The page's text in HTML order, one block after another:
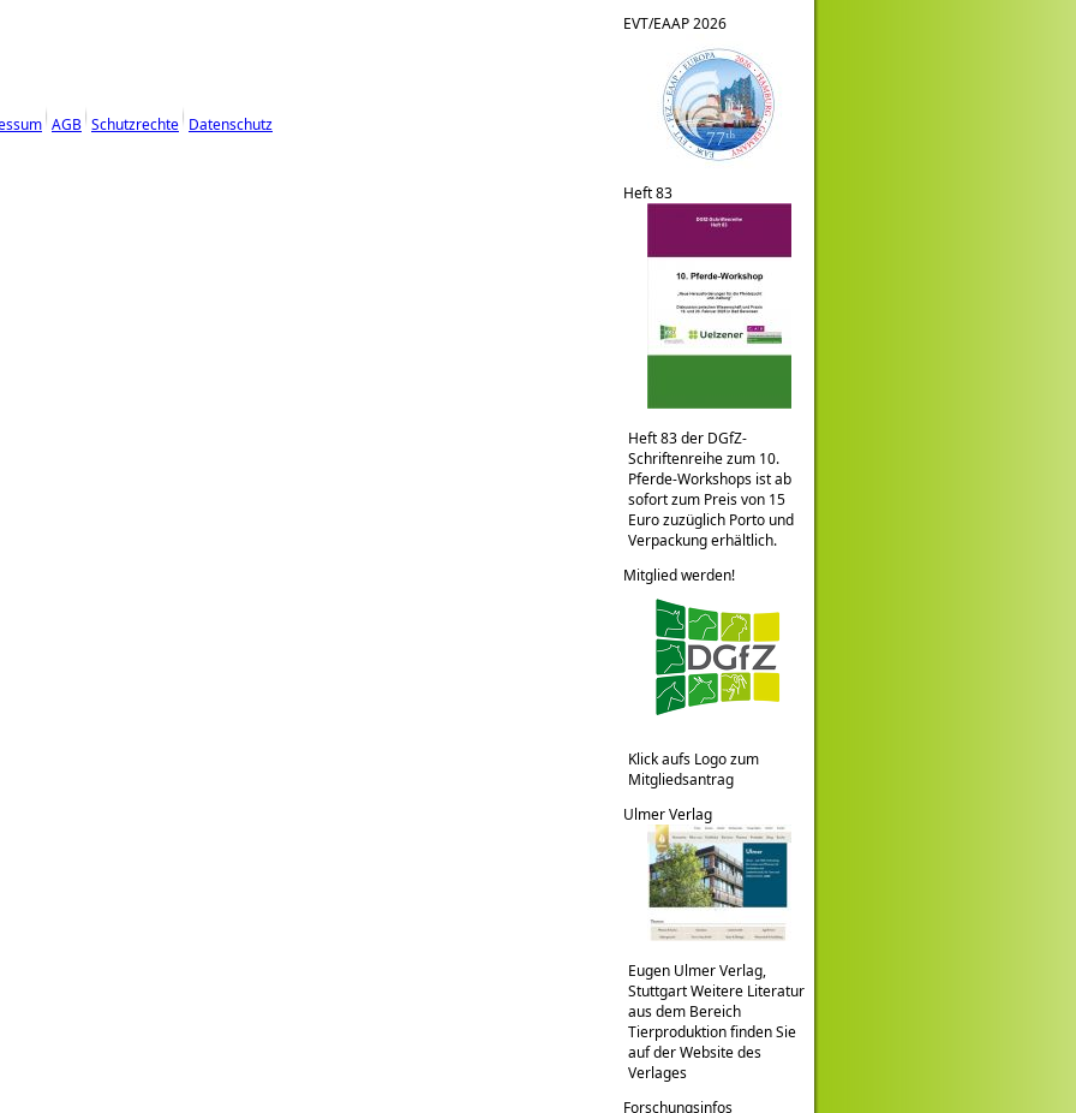
AGB Schutzrechte Datenschutz
EVT/EAAP 2026
Heft 83
Heft 83 der DGfZ-
Schriftenreihe zum 10.
Pferde-Workshops ist ab
sofort zum Preis von 15
Euro zuzüglich Porto und
Verpackung erhältlich.
Mitglied werden!
Klick aufs Logo zum
Mitgliedsantrag
Ulmer Verlag
Eugen Ulmer Verlag,
Stuttgart Weitere Literatur
aus dem Bereich
Tierproduktion finden Sie
auf der Website des
Verlages
Forschungsinfos